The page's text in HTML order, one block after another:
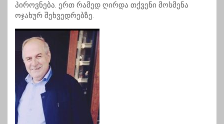
პიროვნება. ერთ რამედ ღირდა თქვენი მოსმენა
ოჯახურ შეხვედრებზე.